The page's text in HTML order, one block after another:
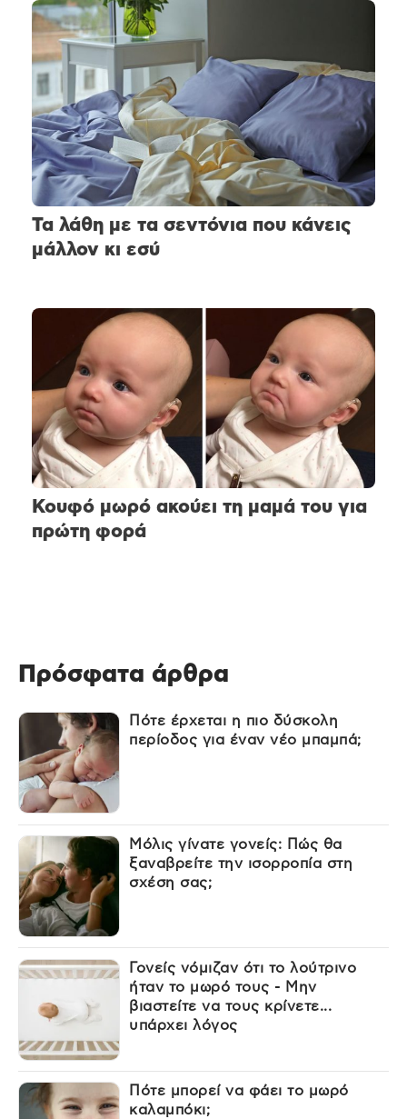
Τα λάθη με τα σεντόνια που κάνεις
μάλλον κι εσύ
Κουφό μωρό ακούει τη μαμά του για
πρώτη φορά
Πρόσφατα άρθρα
Πότε έρχεται η πιο δύσκολη
περίοδος για έναν νέο μπαμπά;
Μόλις γίνατε γονείς: Πώς θα
ξαναβρείτε την ισορροπία στη
σχέση σας;
Γονείς νόμιζαν ότι το λούτρινο
ήταν το μωρό τους - Μην
βιαστείτε να τους κρίνετε...
υπάρχει λόγος
Πότε μπορεί να φάει το μωρό
καλαμπόκι;